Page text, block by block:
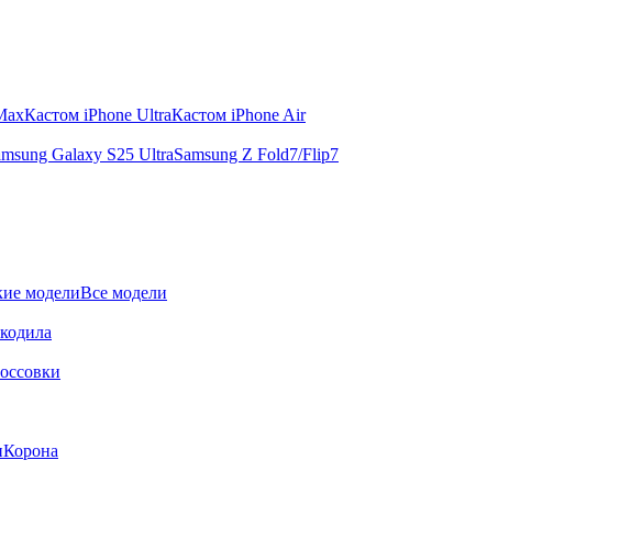
Кастом iPhone UltraКастом iPhone Air
Galaxy S25 UltraSamsung Z Fold7/Flip7
моделиВсе модели
Корона